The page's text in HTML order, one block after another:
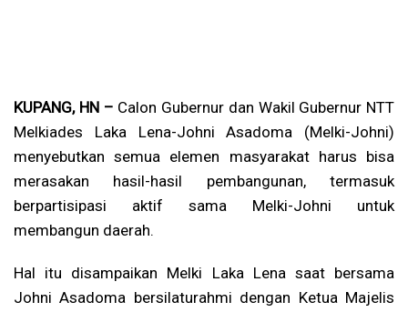
KUPANG, HN – Calon Gubernur dan Wakil Gubernur NTT
Melkiades Laka Lena-Johni Asadoma (Melki-Johni)
menyebutkan semua elemen masyarakat harus bisa
merasakan hasil-hasil pembangunan, termasuk
berpartisipasi aktif sama Melki-Johni untuk
membangun daerah.
Hal itu disampaikan Melki Laka Lena saat bersama
Johni Asadoma bersilaturahmi dengan Ketua Majelis